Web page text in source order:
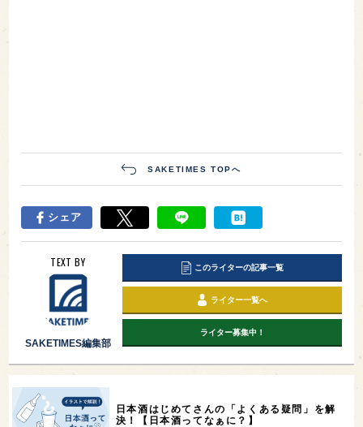
SAKETIMES TOPへ
シェア
TEXT BY
SAKETIMES編集部
このライターの記事一覧
ライター一覧へ
ライター募集中！
日本酒はじめてさんの「よくある疑問」を解
決！【日本酒ってなぁに？】